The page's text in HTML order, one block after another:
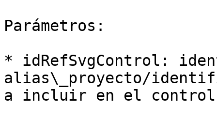
Parámetros:
* idRefSvgControl:
alias\_proyecto/
a incluir en el